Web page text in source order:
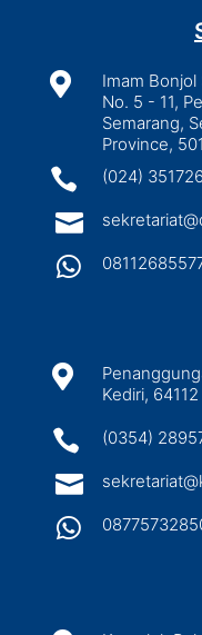

Imam
No. 5 - 11,
Semarang,
Province,
 (024)



Kediri, 64112
 (0354)

